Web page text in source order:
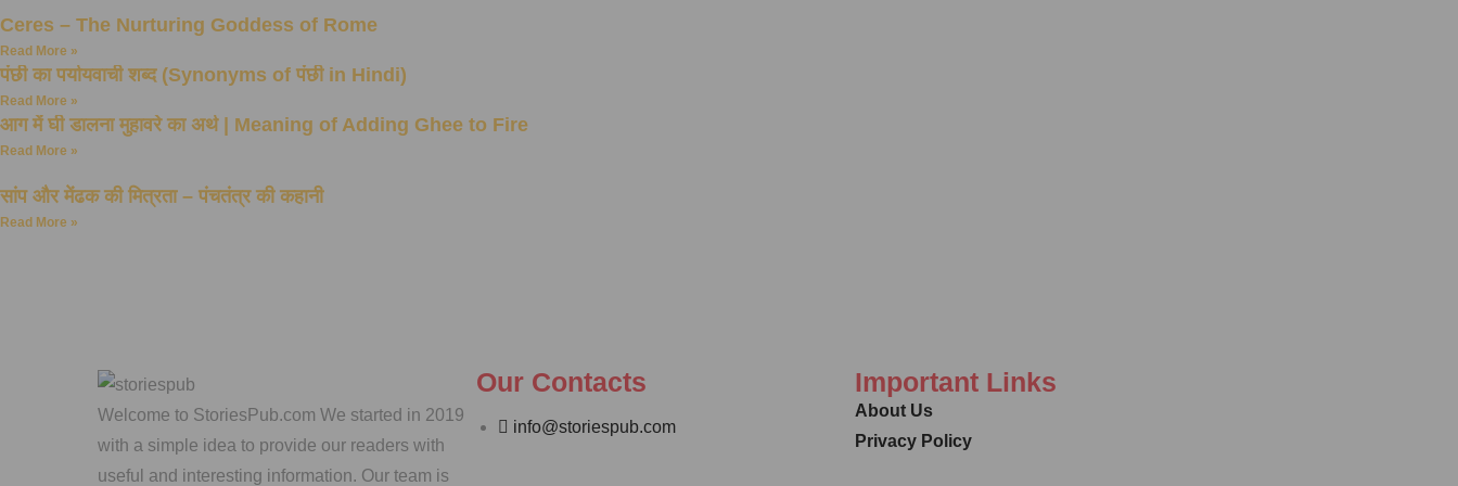
Ceres – The Nurturing Goddess of Rome
Read More »
पंछी का पर्यायवाची शब्द (Synonyms of पंछी in Hindi)
Read More »
आग में घी डालना मुहावरे का अर्थ | Meaning of Adding Ghee to Fire
Read More »
सांप और मेंढक की मित्रता – पंचतंत्र की कहानी
Read More »
Welcome to StoriesPub.com We started in 2019
with a simple idea to provide our readers with
useful and interesting information. Our team is
Our Contacts
info@storiespub.com
Important Links
About Us
Privacy Policy